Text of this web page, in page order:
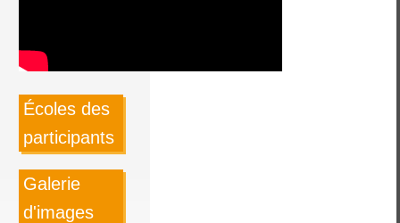
Écoles des
participants
Galerie
d'images